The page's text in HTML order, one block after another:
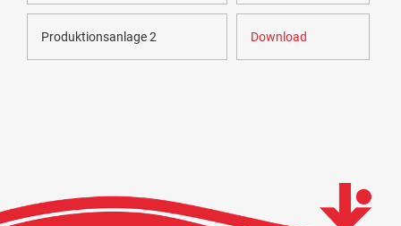
Produktionsanlage 2 Download